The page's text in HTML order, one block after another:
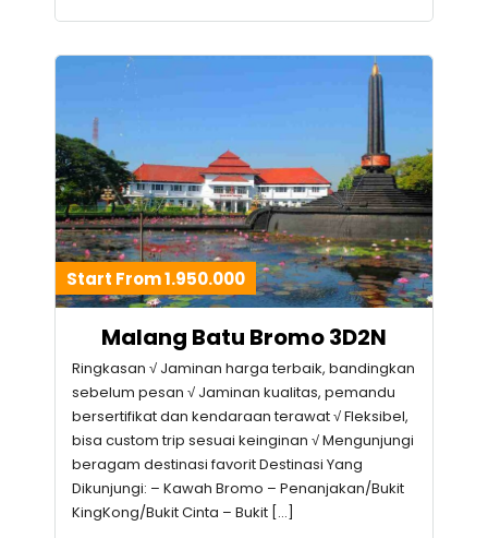
Start From 1.950.000
Malang Batu Bromo 3D2N
Ringkasan √ Jaminan harga terbaik, bandingkan
sebelum pesan √ Jaminan kualitas, pemandu
bersertifikat dan kendaraan terawat √ Fleksibel,
bisa custom trip sesuai keinginan √ Mengunjungi
beragam destinasi favorit Destinasi Yang
Dikunjungi: – Kawah Bromo – Penanjakan/Bukit
KingKong/Bukit Cinta – Bukit […]